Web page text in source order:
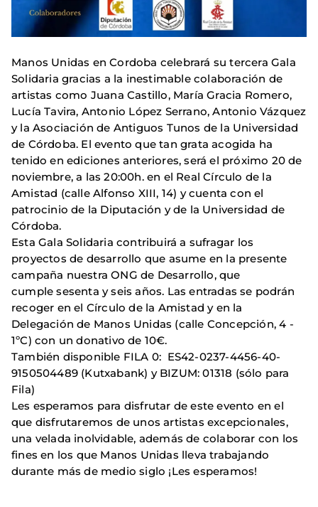
Manos Unidas en Cordoba celebrará su tercera Gala
Solidaria gracias a la inestimable colaboración de
artistas como Juana Castillo, María Gracia Romero,
Lucía Tavira, Antonio López Serrano, Antonio Vázquez
y la Asociación de Antiguos Tunos de la Universidad
de Córdoba. El evento que tan grata acogida ha
tenido en ediciones anteriores, será el próximo 20 de
noviembre, a las 20:00h. en el Real Círculo de la
Amistad (calle Alfonso XIII, 14) y cuenta con el
patrocinio de la Diputación y de la Universidad de
Córdoba.
Esta Gala Solidaria contribuirá a sufragar los
proyectos de desarrollo que asume en la presente
campaña nuestra ONG de Desarrollo, que
cumple sesenta y seis años. Las entradas se podrán
recoger en el Círculo de la Amistad y en la
Delegación de Manos Unidas (calle Concepción, 4 -
1ºC) con un donativo de 10€.
También disponible FILA 0: ES42-0237-4456-40-
9150504489 (Kutxabank) y BIZUM: 01318 (sólo para
Fila)
Les esperamos para disfrutar de este evento en el
que disfrutaremos de unos artistas excepcionales,
una velada inolvidable, además de colaborar con los
fines en los que Manos Unidas lleva trabajando
durante más de medio siglo ¡Les esperamos!